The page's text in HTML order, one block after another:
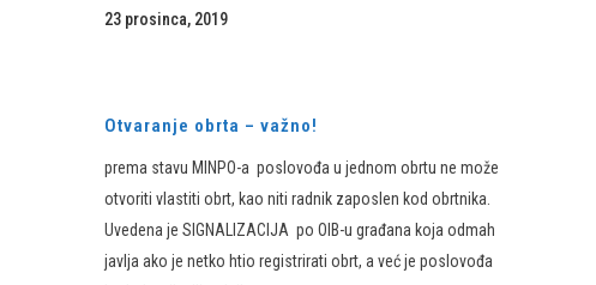
23 prosinca, 2019
Otvaranje obrta – važno!
prema stavu MINPO-a poslovođa u jednom obrtu ne može
otvoriti vlastiti obrt, kao niti radnik zaposlen kod obrtnika.
Uvedena je SIGNALIZACIJA po OIB-u građana koja odmah
javlja ako je netko htio registrirati obrt, a već je poslovođa